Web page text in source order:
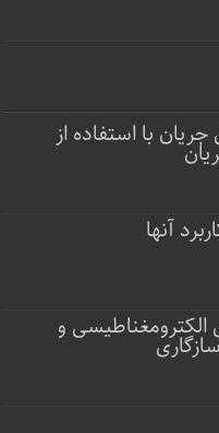
با استفاده از
آنها
الکترومغناطیسی و